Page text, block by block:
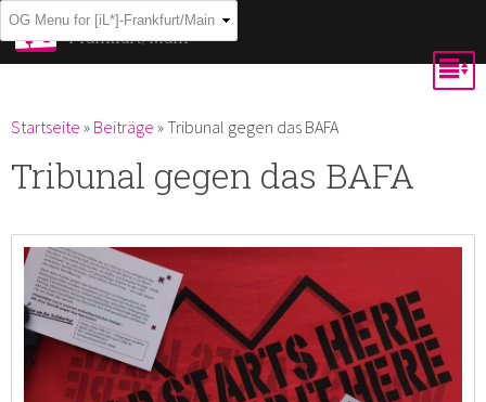
Direkt
zum
Inhalt
[iL*]-
Frankfurt/Main
Du bist hier
Startseite » Beiträge »Tribunal gegen das BAFA
Tribunal gegen das BAFA